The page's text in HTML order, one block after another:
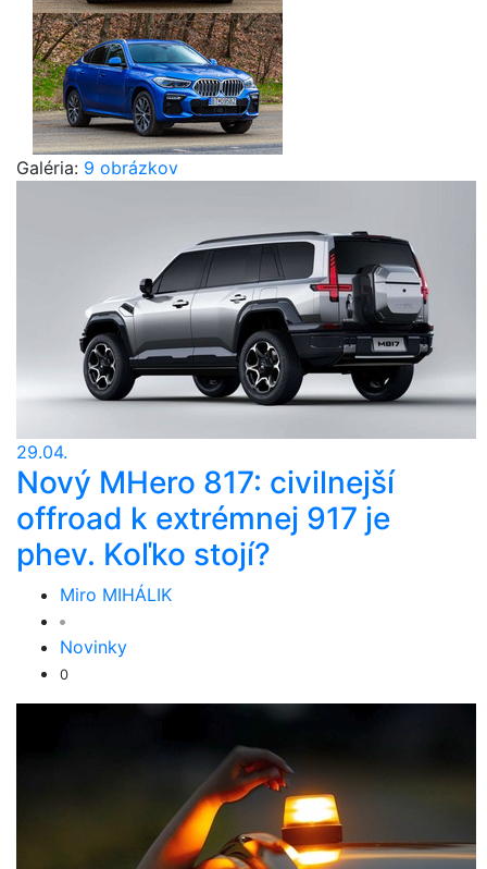
Galéria: 9 obrázkov
29.04.
Nový MHero 817: civilnejší
offroad k extrémnej 917 je
phev. Koľko stojí?
Miro MIHÁLIK
Novinky
0